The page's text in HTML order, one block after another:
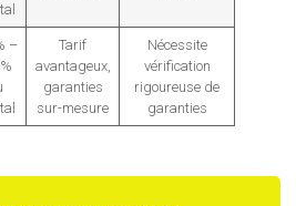
–
Tarif
avantageux,
garanties
sur-mesure
Nécessite
vérification
rigoureuse de
garanties